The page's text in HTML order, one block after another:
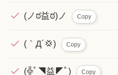
(ノಠ益ಠ)ノ Copy
(｀Д´💢) Copy
(╬ﾟ◥益◤ﾟ) Copy